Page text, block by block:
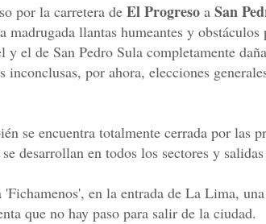
por la carretera de El Progreso a San
madrugada llantas humeantes y
y el de San Pedro Sula completamente
inconclusas, por ahora, elecciones
se encuentra totalmente cerrada por las
desarrollan en todos los sectores y
'Fichamenos', en la entrada de La Lima,
que no hay paso para salir de la ciudad.